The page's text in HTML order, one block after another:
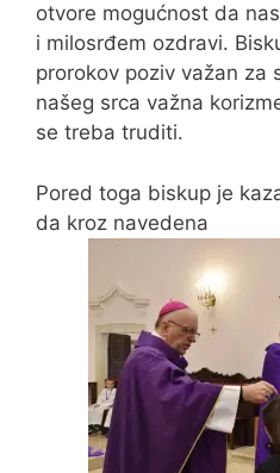
otvore mogućnost da
i milosrđem ozdravi.
prorokov poziv važan za
našeg srca važna
se treba truditi.
Pored toga biskup je
da kroz navedena